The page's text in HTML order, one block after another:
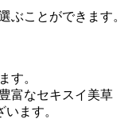
ぶことができます。
す。
富なセキスイ美草
ます。